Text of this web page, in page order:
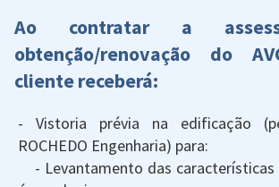
Ao contratar a
obtenção/renovação do
cliente receberá:
- Vistoria prévia na edificação
ROCHEDO Engenharia) para:
- Levantamento das características